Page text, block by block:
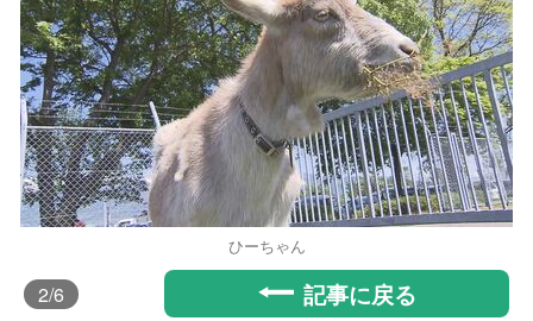
ひーちゃん
2/6 記事に戻る